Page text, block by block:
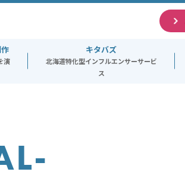
演
キタバズ
北海道特化型インフルエンサーサービ
ス